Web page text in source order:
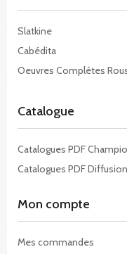
Slatkine
Cabédita
Oeuvres Complètes
Catalogue
Catalogues PDF
Catalogues PDF
Mon compte
Mes commandes